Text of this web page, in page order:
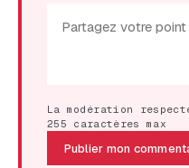
La modération
255 caractères max
Publier mon